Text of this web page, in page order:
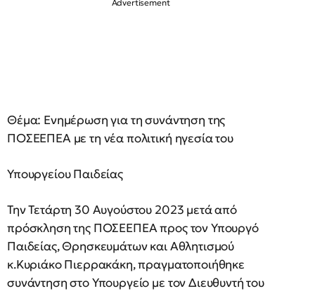
Θέμα: Ενημέρωση για τη συνάντηση της
ΠΟΣΕΕΠΕΑ με τη νέα πολιτική ηγεσία του
Υπουργείου Παιδείας
Την Τετάρτη 30 Αυγούστου 2023 μετά από
πρόσκληση της ΠΟΣΕΕΠΕΑ προς τον Υπουργό
Παιδείας, Θρησκευμάτων και Αθλητισμού
κ.Κυριάκο Πιερρακάκη, πραγματοποιήθηκε
συνάντηση στο Υπουργείο με τον Διευθυντή του